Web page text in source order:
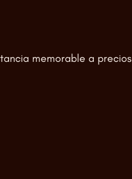
memorable a precios